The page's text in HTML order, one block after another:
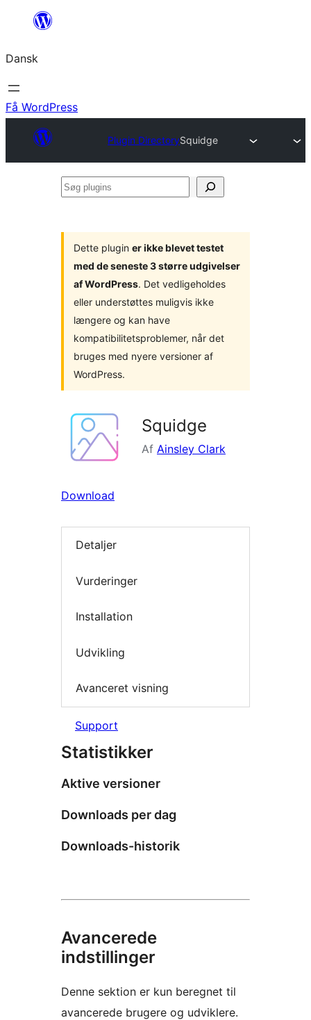
Spring
indhold
Dansk
Få WordPress
Plugin DirectorySquidge
Søg
Dette plugin er ikke blevet testet
med de seneste 3 større udgivelser
af WordPress. Det vedligeholdes
eller understøttes muligvis ikke
længere og kan have
kompatibilitetsproblemer, når det
bruges med nyere versioner af
WordPress.
Squidge
Af Ainsley Clark
Download
Detaljer
Vurderinger
Installation
Udvikling
Avanceret visning
Support
Statistikker
Aktive versioner
Downloads per dag
Downloads-historik
Avancerede
indstillinger
Denne sektion er kun beregnet til
avancerede brugere og udviklere.